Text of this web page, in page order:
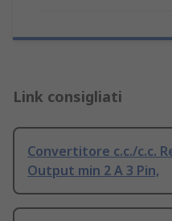
Link consigliati
Convertitore c.c./c.c.
Output min 2 A 3 Pin,